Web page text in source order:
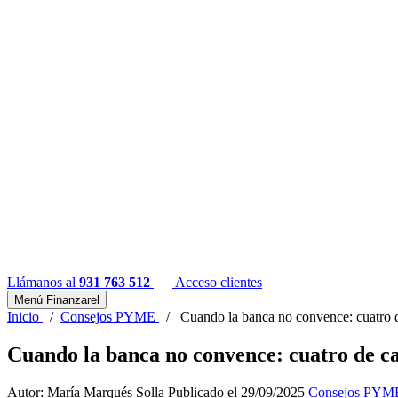
Llámanos al 931 763 512 Acceso clientes
Menú Finanzarel
Inicio / Consejos PYME / Cuando la banca no convence: cuatro
Cuando la banca no convence: cuatro de
Autor: María Marqués Solla Publicado el 29/09/2025 Consejos